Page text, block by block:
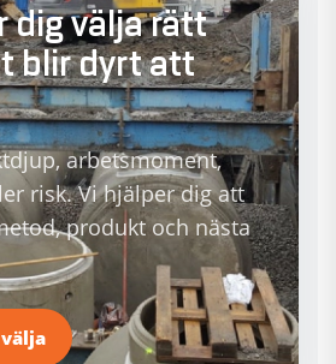
dig välja rätt
blir dyrt att
arbetsmoment,
risk. Vi hjälper dig att
produkt och nästa